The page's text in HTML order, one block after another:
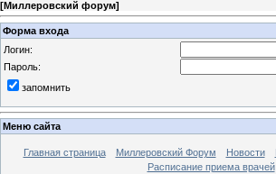
[Миллеровский форум]
Форма входа
Логин:
Пароль:
запомнить
Меню сайта
Главная страница Миллеровский Форум Новости
Расписание приема врачей